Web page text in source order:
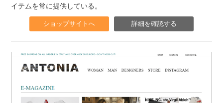
イテムを常に提供している。
ショップサイトへ 詳細を確認する